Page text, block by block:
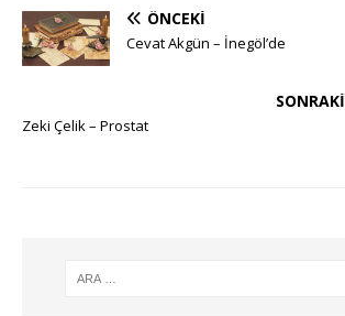
ÖNCEKI
Cevat Akgün – İnegöl’de
SONRAKI
Zeki Çelik – Prostat